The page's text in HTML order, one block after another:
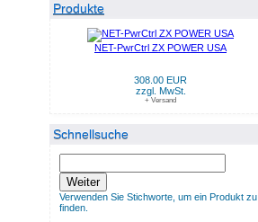
Produkte
NET-PwrCtrl ZX POWER USA
308.00 EUR
zzgl. MwSt.
+ Versand
Schnellsuche
Weiter
Verwenden Sie Stichworte, um ein Produkt zu
finden.